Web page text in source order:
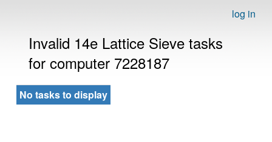
log in
Invalid 14e Lattice Sieve tasks
for computer 7228187
No tasks to display